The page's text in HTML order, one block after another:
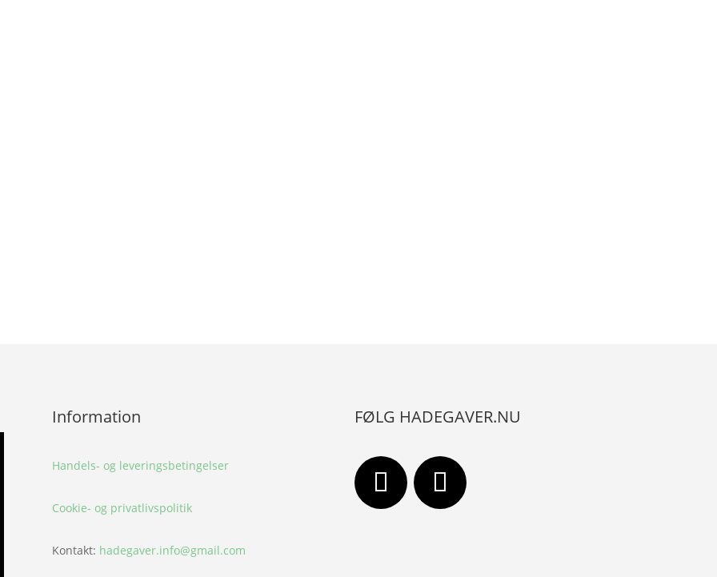
Information
Handels- og leveringsbetingelser
Cookie- og privatlivspolitik
Kontakt: hadegaver.info@gmail.com
FØLG HADEGAVER.NU